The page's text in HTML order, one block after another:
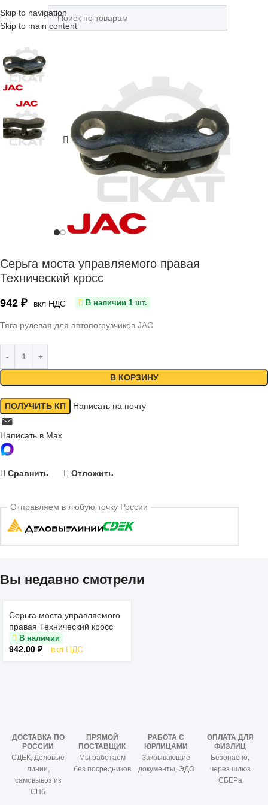
Skip to navigation
Skip to main content
Серьга моста управляемого правая
Технический кросс
942 ₽ вкл НДС В наличии 1 шт.
Тяга рулевая для автопогрузчиков JAC
В КОРЗИНУ
ПОЛУЧИТЬ КП Написать на почту
Написать в Max
Сравнить Отложить
Отправляем в любую точку России
Вы недавно смотрели
Серьга моста управляемого
правая Технический кросс
В наличии
942,00 ₽ вкл НДС
ДОСТАВКА ПО
РОССИИ
СДЕК, Деловые
линии,
самовывоз из
СПб
ПРЯМОЙ
ПОСТАВЩИК
Мы работаем
без посредников
РАБОТА С
ЮРЛИЦАМИ
Закрывающие
документы, ЭДО
ОПЛАТА ДЛЯ
ФИЗЛИЦ
Безопасно,
через шлюз
СБЕРа